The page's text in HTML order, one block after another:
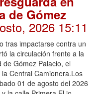
de Gómez
2026 15:11
tras impactarse contra un
la circulación frente a la
Gómez Palacio, el
Central Camionera.Los
01 de agosto del 2026